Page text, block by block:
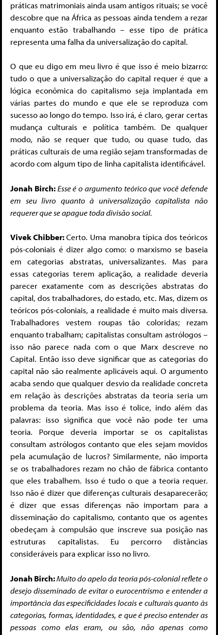
práticas matrimoniais ainda usam antigos rituais; se você
descobre que na África as pessoas ainda tendem a rezar
enquanto estão trabalhando – esse tipo de prática
representa uma falha da universalização do capital.
O que eu digo em meu livro é que isso é meio bizarro:
tudo o que a universalização do capital requer é que a
lógica econômica do capitalismo seja implantada em
várias partes do mundo e que ele se reproduza com
sucesso ao longo do tempo. Isso irá, é claro, gerar certas
mudança culturais e política também. De qualquer
modo, não se requer que tudo, ou quase tudo, das
práticas culturais de uma região sejam transformadas de
acordo com algum tipo de linha capitalista identificável.
Jonah Birch:Esse é o argumento teórico que você defende
em seu livro quanto à universalização capitalista não
requerer que se apague toda divisão social.
Vivek Chibber:Certo. Uma manobra típica dos teóricos
pós-coloniais é dizer algo como: o marxismo se baseia
em categorias abstratas, universalizantes. Mas para
essas categorias terem aplicação, a realidade deveria
parecer exatamente com as descrições abstratas do
capital, dos trabalhadores, do estado, etc. Mas, dizem os
teóricos pós-coloniais, a realidade é muito mais diversa.
Trabalhadores vestem roupas tão coloridas; rezam
enquanto trabalham; capitalistas consultam astrólogos –
isso não parece nada com o que Marx descreve no
Capital. Então isso deve significar que as categorias do
capital não são realmente aplicáveis aqui. O argumento
acaba sendo que qualquer desvio da realidade concreta
em relação às descrições abstratas da teoria seria um
problema da teoria. Mas isso é tolice, indo além das
palavras: isso significa que você não pode ter uma
teoria. Porque deveria importar se os capitalistas
consultam astrólogos contanto que eles sejam movidos
pela acumulação de lucros? Similarmente, não importa
se os trabalhadores rezam no chão de fábrica contanto
que eles trabalhem. Isso é tudo o que a teoria requer.
Isso não é dizer que diferenças culturais desaparecerão;
é dizer que essas diferenças não importam para a
disseminação do capitalismo, contanto que os agentes
obedeçam à compulsão que inscreve sua posição nas
estruturas capitalistas. Eu percorro distâncias
consideráveis para explicar isso no livro.
Jonah Birch:Muito do apelo da teoria pós-colonial reflete o
desejo disseminado de evitar o eurocentrismo e entender a
importância das especificidades locais e culturais quanto às
categorias, formas, identidades, e que é preciso entender as
pessoas como elas eram, ou são, não apenas como